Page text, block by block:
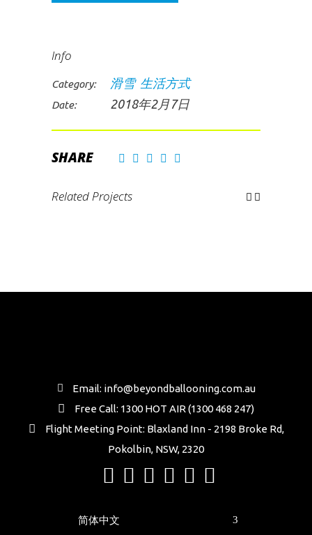
Info
Category: 滑雪 生活方式
Date: 2018年2月7日
Related Projects
Email: info@beyondballooning.com.au
Free Call: 1300 HOT AIR (1300 468 247)
Flight Meeting Point: Blaxland Inn - 2198 Broke Rd,
Pokolbin, NSW, 2320
简体中文